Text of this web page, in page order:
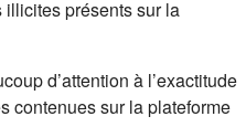
présents sur la
d’attention à l’exactitude
contenues sur la plateforme